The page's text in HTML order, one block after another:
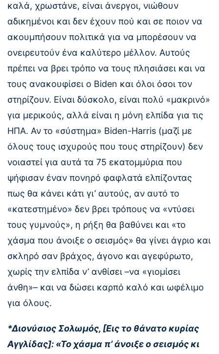
καλά, χρωστάνε, είναι άνεργοι, νιώθουν
αδικημένοι και δεν έχουν πού και σε ποιον να
ακουμπήσουν πολιτικά για να μπορέσουν να
ονειρευτούν ένα καλύτερο μέλλον. Αυτούς
πρέπει να βρει τρόπο να τους πλησιάσει και να
τους ανακουφίσει ο Biden και όλοι όσοι τον
στηρίζουν. Είναι δύσκολο, είναι πολύ «μακρινό»
για μερικούς, αλλά είναι η μόνη ελπίδα για τις
ΗΠΑ. Αν το «σύστημα» Biden-Harris (μαζί με
όλους τους ισχυρούς που τους στηρίζουν) δεν
νοιαστεί για αυτά τα 75 εκατομμύρια που
ψήφισαν έναν πονηρό φαφλατά ελπίζοντας
πως θα κάνει κάτι γι’ αυτούς, αν αυτό το
«κατεστημένο» δεν βρει τρόπους να «ντύσει
τους γυμνούς», η ρήξη θα βαθύνει και «το
χάσμα που άνοιξε ο σεισμός» θα γίνει άγριο και
σκληρό σαν βράχος, άγονο και αγεφύρωτο,
χωρίς την ελπίδα ν’ ανθίσει –να «γιομίσει
άνθη»– και να δώσει καρπό καλό και ωφέλιμο
για όλους.
*Διονύσιος Σολωμός, [Εις το θάνατο κυρίας
Αγγλίδας]: «Το χάσμα π’ άνοιξε ο σεισμός κι